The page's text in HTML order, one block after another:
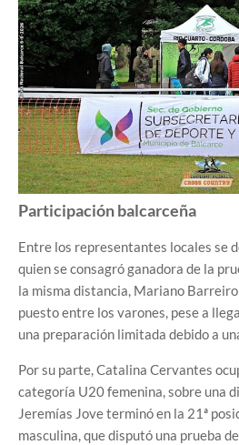
Participación balcarceña
Entre los representantes locales se
quien se consagró ganadora de la
la misma distancia, Mariano
puesto entre los varones, pese a
una preparación limitada debido a
Por su parte, Catalina Cervantes
categoría U20 femenina, sobre una
Jeremías Jove terminó en la 21ª
masculina, que disputó una prueba